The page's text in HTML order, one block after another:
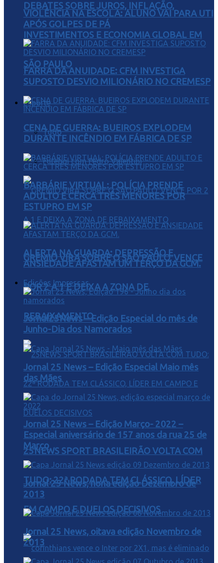
DEBATES SOBRE JUROS, INFLAÇÃO,
INVESTIMENTOS E ECONOMIA GLOBAL EM
SÃO PAULO
Esporte
Tudo
Futebol com Pedro Valentini
GRÊMIO VIRA SOBRE O SÃO PAULO, VENCE
POR 2 A 1 E DEIXA A ZONA DE
REBAIXAMENTO
25NEWS SPORT BRASILEIRÃO VOLTA COM
TUDO: 22ª RODADA TEM CLÁSSICO, LÍDER
EM CAMPO E DUELOS DECISIVOS
VIOLÊNCIA NA ESCOLA: ALUNO VAI PARA UTI
APÓS GOLPES DE PÁ
FARRA DA ANUIDADE: CFM INVESTIGA
SUPOSTO DESVIO MILIONÁRIO NO CREMESP
CENA DE GUERRA: BUEIROS EXPLODEM
DURANTE INCÊNDIO EM FÁBRICA DE SP
BARBÁRIE VIRTUAL: POLÍCIA PRENDE
ADULTO E CERCA TRÊS MENORES POR
ESTUPRO EM SP
ALERTA NA GUARDA: DEPRESSÃO E
ANSIEDADE AFASTAM UM TERÇO DA GCM.
Edições Impressas
Jornal25News – Edição Especial do mês de
Junho-Dia dos Namorados
Jornal 25 News – Edição Especial Maio mês
das Mães
Jornal 25 News – Edição Março- 2022 –
Especial aniversário de 157 anos da rua 25 de
Março
Jornal 25 News, nona edição Dezembro de
2013
Jornal 25 News, oitava edição Novembro de
2013